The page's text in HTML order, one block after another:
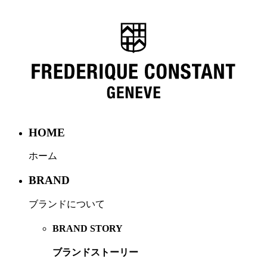
HOME
ホーム
BRAND
ブランドについて
BRAND STORY
ブランドストーリー